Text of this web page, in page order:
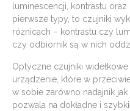
luminescencji, kontrastu
pierwsze typy, to czujniki
różnicach – kontrastu czy
czy odbiornik są w nich
Optyczne czujniki
urządzenie, które w
w sobie zarówno nadajnik
pozwala na dokładne i